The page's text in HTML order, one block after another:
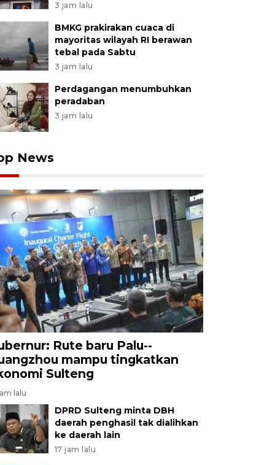
3 jam lalu
BMKG prakirakan cuaca di
mayoritas wilayah RI berawan
tebal pada Sabtu
3 jam lalu
Perdagangan menumbuhkan
peradaban
3 jam lalu
News
Rute baru Palu--
mampu tingkatkan
Sulteng
lalu
DPRD Sulteng minta DBH
daerah penghasil tak dialihkan
ke daerah lain
17 jam lalu